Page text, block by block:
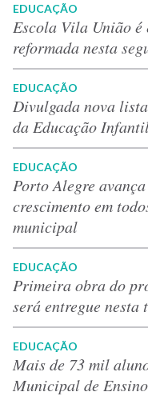
EDUCAÇÃO
Escola Vila União é
reformada nesta
EDUCAÇÃO
Divulgada nova
da Educação
EDUCAÇÃO
Porto Alegre
crescimento em
municipal
EDUCAÇÃO
Primeira obra do
será entregue
EDUCAÇÃO
Mais de 73 mil
Municipal de